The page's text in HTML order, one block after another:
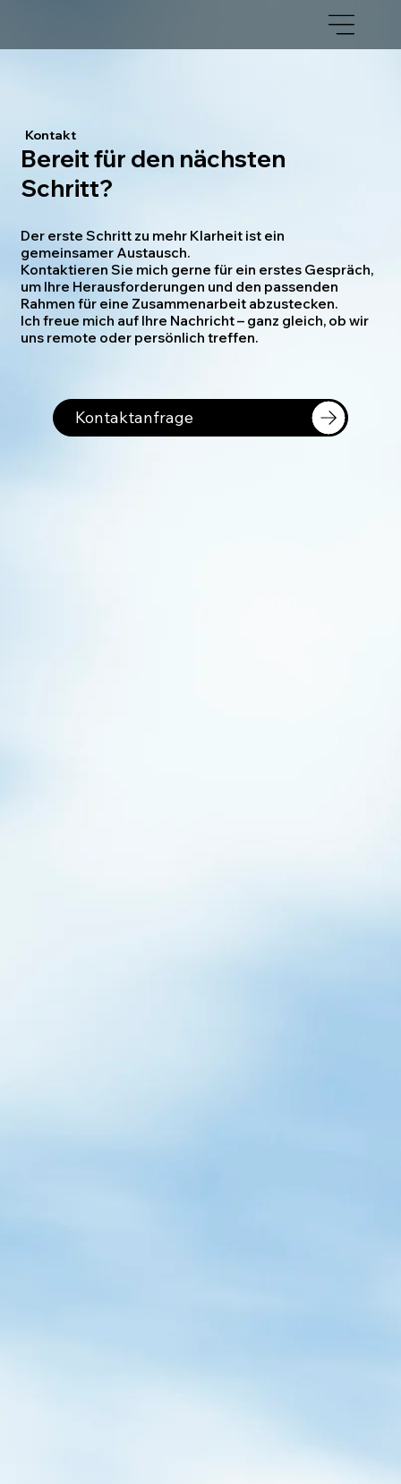
Kontakt
Bereit für den nächsten
Schritt?
Der erste Schritt zu mehr Klarheit ist ein
gemeinsamer Austausch.
Kontaktieren Sie mich gerne für ein erstes Gespräch,
um Ihre Herausforderungen und den passenden
Rahmen für eine Zusammenarbeit abzustecken.
Ich freue mich auf Ihre Nachricht – ganz gleich, ob wir
uns remote oder persönlich treffen.
Kontaktanfrage